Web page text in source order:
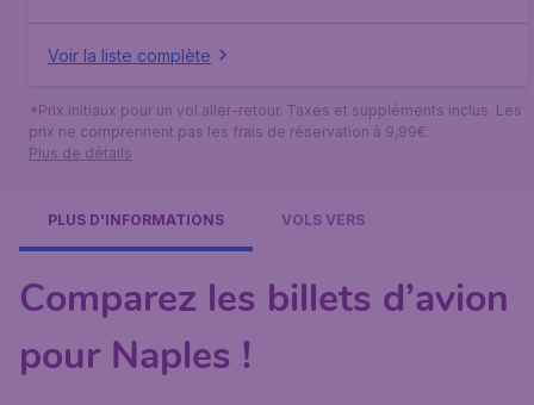
Voir la liste complète
*Prix initiaux pour un vol aller-retour. Taxes et suppléments inclus. Les
prix ne comprennent pas les frais de réservation à 9,99€.
Plus de détails
PLUS D'INFORMATIONS VOLS VERS
Comparez les billets d’avion
pour Naples !